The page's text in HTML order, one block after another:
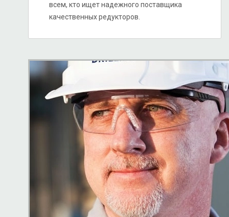
всем, кто ищет надежного поставщика
качественных редукторов.